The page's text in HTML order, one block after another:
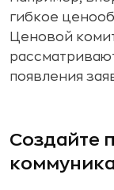
гибкое
Ценовой
появления
Создайте